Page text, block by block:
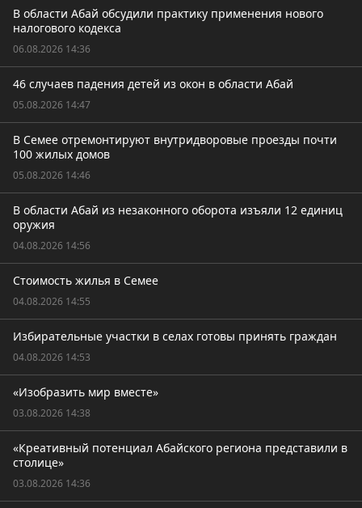
В области Абай обсудили практику применения нового
налогового кодекса
06.08.2026 14:36
46 случаев падения детей из окон в области Абай
05.08.2026 14:47
В Семее отремонтируют внутридворовые проезды почти
100 жилых домов
05.08.2026 14:46
В области Абай из незаконного оборота изъяли 12 единиц
оружия
04.08.2026 14:56
Стоимость жилья в Семее
04.08.2026 14:55
Избирательные участки в селах готовы принять граждан
04.08.2026 14:53
«Изобразить мир вместе»
03.08.2026 14:38
«Креативный потенциал Абайского региона представили в
столице»
03.08.2026 14:36